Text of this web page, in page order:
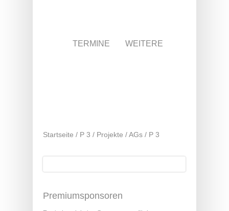
TERMINE WEITERE
Startseite / P 3 / Projekte / AGs / P 3
Suche
Premiumsponsoren